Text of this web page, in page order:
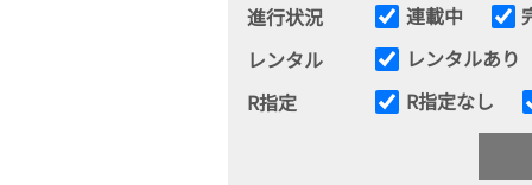
進行状況
連載中
レンタル
レンタルあり
R指定
R指定なし